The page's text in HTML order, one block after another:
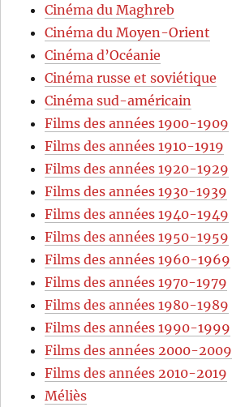
Cinéma du Maghreb
Cinéma du Moyen-Orient
Cinéma d’Océanie
Cinéma russe et soviétique
Cinéma sud-américain
Films des années 1900-1909
Films des années 1910-1919
Films des années 1920-1929
Films des années 1930-1939
Films des années 1940-1949
Films des années 1950-1959
Films des années 1960-1969
Films des années 1970-1979
Films des années 1980-1989
Films des années 1990-1999
Films des années 2000-2009
Films des années 2010-2019
Méliès